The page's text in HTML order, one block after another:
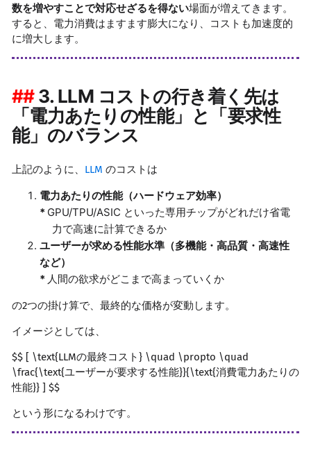
数を増やすことで対応せざるを得ない場面が増えてきます。
すると、電力消費はますます膨大になり、コストも加速度的
に増大します。
3. LLM コストの行き着く先は
「電力あたりの性能」と「要求性
能」のバランス
上記のように、 LLM のコストは
電力あたりの性能（ハードウェア効率）
GPU/TPU/ASIC といった専用チップがどれだけ省電
力で高速に計算できるか
ユーザーが求める性能水準（多機能・高品質・高速性
など）
人間の欲求がどこまで高まっていくか
の2つの掛け算で、最終的な価格が変動します。
イメージとしては、
$$ [ \text{LLMの最終コスト} \quad \propto \quad
\frac{\text{ユーザーが要求する性能}}{\text{消費電力あたりの
性能}} ] $$
という形になるわけです。